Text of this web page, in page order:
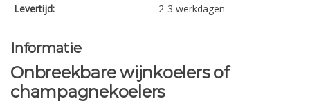
Levertijd:
2-3 werkdagen
Informatie
Onbreekbare wijnkoelers of
champagnekoelers